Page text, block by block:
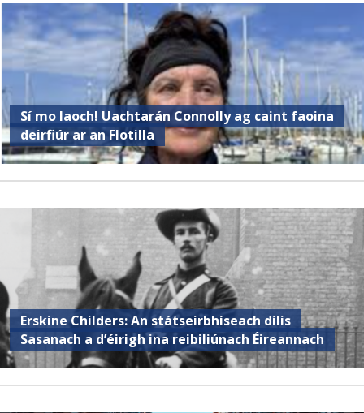
Sí mo laoch! Uachtarán Connolly ag caint faoina
deirfiúr ar an Flotilla
Erskine Childers: An státseirbhíseach dílis
Sasanach a d’éirigh ina reibiliúnach Éireannach